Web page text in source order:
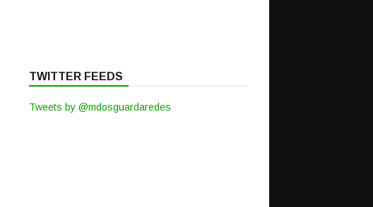
TWITTER FEEDS
Tweets by @mdosguardaredes